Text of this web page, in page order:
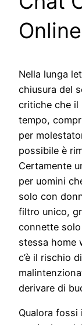
Online
Nella lunga
chiusura del
critiche che il
tempo,
per
possibile è
Certamente
per uomini
solo con
filtro unico,
connette
stessa home
c’è il rischio
derivare di
Qualora